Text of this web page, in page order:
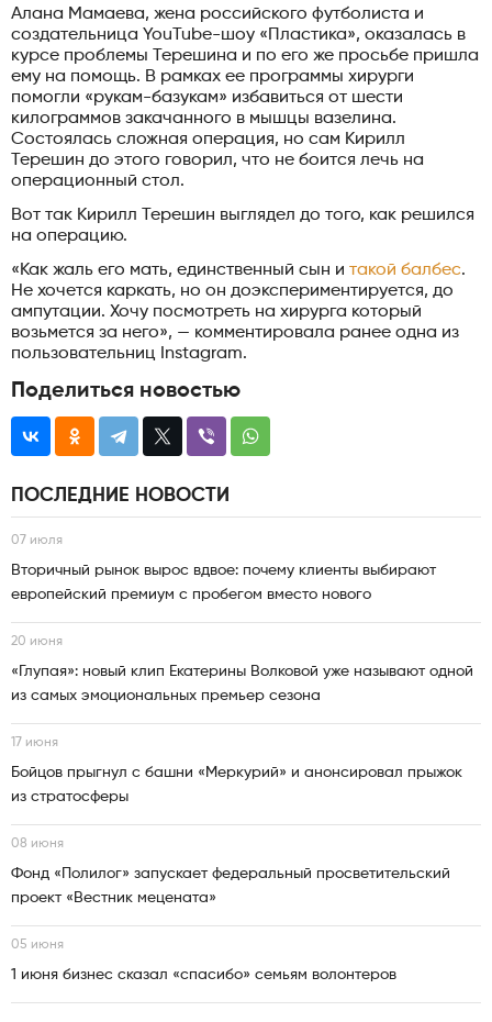
Алана Мамаева, жена российского футболиста и
создательница YouTube-шоу «Пластика», оказалась в
курсе проблемы Терешина и по его же просьбе пришла
ему на помощь. В рамках ее программы хирурги
помогли «рукам-базукам» избавиться от шести
килограммов закачанного в мышцы вазелина.
Состоялась сложная операция, но сам Кирилл
Терешин до этого говорил, что не боится лечь на
операционный стол.
Вот так Кирилл Терешин выглядел до того, как решился
на операцию.
«Как жаль его мать, единственный сын и такой балбес.
Не хочется каркать, но он доэкспериментируется, до
ампутации. Хочу посмотреть на хирурга который
возьмется за него», — комментировала ранее одна из
пользовательниц Instagram.
Поделиться новостью
ПОСЛЕДНИЕ НОВОСТИ
07 июля
Вторичный рынок вырос вдвое: почему клиенты выбирают
европейский премиум с пробегом вместо нового
20 июня
«Глупая»: новый клип Екатерины Волковой уже называют одной
из самых эмоциональных премьер сезона
17 июня
Бойцов прыгнул с башни «Меркурий» и анонсировал прыжок
из стратосферы
08 июня
Фонд «Полилог» запускает федеральный просветительский
проект «Вестник мецената»
05 июня
1 июня бизнес сказал «спасибо» семьям волонтеров